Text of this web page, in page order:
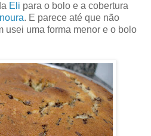
Eli para o bolo e a cobertura
. E parece até que não
usei uma forma menor e o bolo